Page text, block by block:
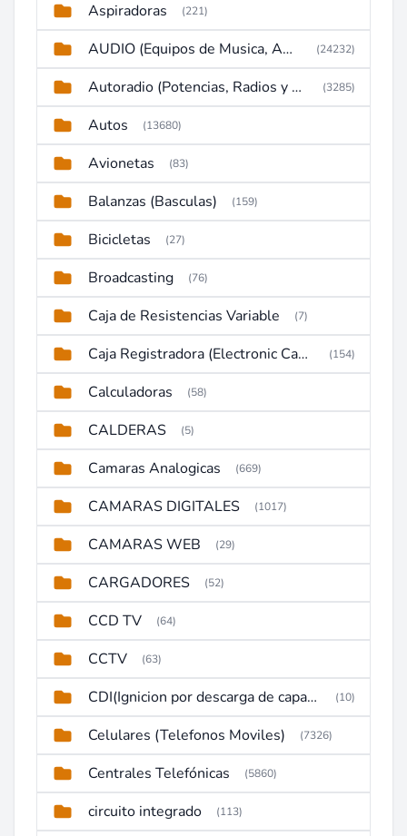
Aspiradoras (221)
AUDIO (Equipos de Musica, Amplificadores, Reproductores, Etc) (24232)
Autoradio (Potencias, Radios y DVD) (3285)
Autos (13680)
Avionetas (83)
Balanzas (Basculas) (159)
Bicicletas (27)
Broadcasting (76)
Caja de Resistencias Variable (7)
Caja Registradora (Electronic Cash Register) (154)
Calculadoras (58)
CALDERAS (5)
Camaras Analogicas (669)
CAMARAS DIGITALES (1017)
CAMARAS WEB (29)
CARGADORES (52)
CCD TV (64)
CCTV (63)
CDI(Ignicion por descarga de capacitor) (10)
Celulares (Telefonos Moviles) (7326)
Centrales Telefónicas (5860)
circuito integrado (113)